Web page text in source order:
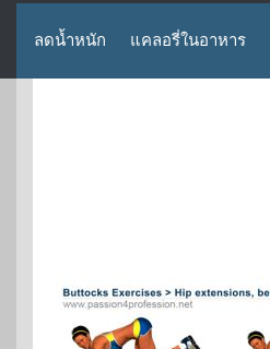
ลดน้ำหนัก แคลอรี่ในอาหาร